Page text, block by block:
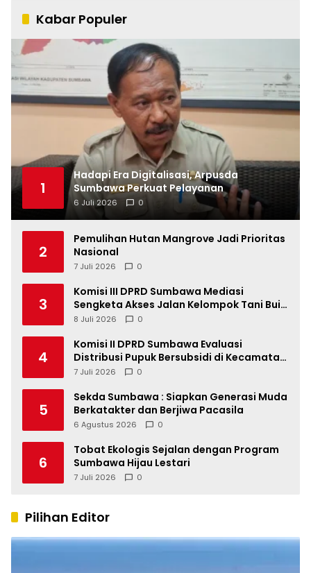
Kabar Populer
1
Hadapi Era Digitalisasi, Arpusda
Sumbawa Perkuat Pelayanan
6 Juli 2026 0
2
Pemulihan Hutan Mangrove Jadi Prioritas
Nasional
7 Juli 2026 0
3
Komisi III DPRD Sumbawa Mediasi
Sengketa Akses Jalan Kelompok Tani Buin
Dua
8 Juli 2026 0
4
Komisi II DPRD Sumbawa Evaluasi
Distribusi Pupuk Bersubsidi di Kecamatan
Lape
7 Juli 2026 0
5
Sekda Sumbawa : Siapkan Generasi Muda
Berkatakter dan Berjiwa Pacasila
6 Agustus 2026 0
6
Tobat Ekologis Sejalan dengan Program
Sumbawa Hijau Lestari
7 Juli 2026 0
Pilihan Editor